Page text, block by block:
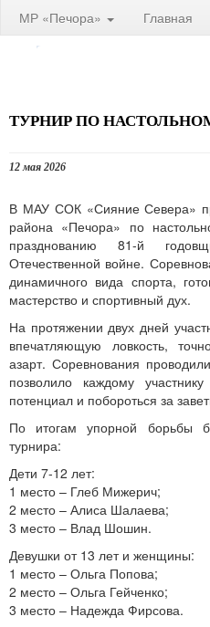
МР «Печора» Главная
ТУРНИР ПО
12 мая 2026
В МАУ СОК «Сияние Севера»
района «Печора» по
празднованию 81-й
Отечественной войне.
динамичного вида спорта,
мастерство и спортивный дух.
На протяжении двух дней
впечатляющую ловкость,
азарт. Соревнования
позволило каждому
потенциал и побороться за
По итогам упорной борьбы
турнира:
Дети 7-12 лет:
1 место – Глеб Мижерич;
2 место – Алиса Шалаева;
3 место – Влад Шошин.
Девушки от 13 лет и женщины:
1 место – Ольга Попова;
2 место – Ольга Гейченко;
3 место – Надежда Фирсова.